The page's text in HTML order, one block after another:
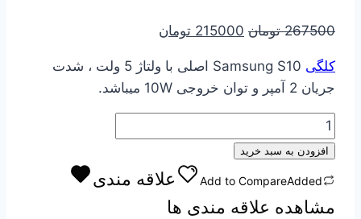
267500 تومان قیمت
267500 تومان
بود.
215000 تومان
215000 تومان
است.
کلگی
Samsung S10 اصلی با ولتاژ 5 ولت ، شدت
جریان 2 آمپر و توان خروجی 10W میباشد.
کلگی
Samsung
اصلی
عدد
افزودن به سبد خرید
Add to CompareAdded
علاقه مندی
مشاهده علاقه مندی ها